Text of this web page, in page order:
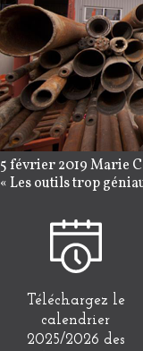
5 février 2019Marie
«Les outils trop
Téléchargez le
calendrier
2025/2026 des